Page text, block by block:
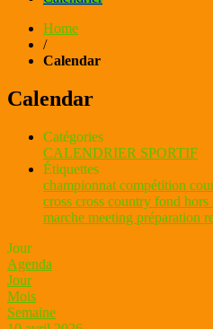
Home
/
Calendar
Calendar
Catégories
CALENDRIER SPORTIF
Étiquettes
championnat compétition
cross cross country fond hors
marche meeting préparation
Jour
Agenda
Jour
Mois
Semaine